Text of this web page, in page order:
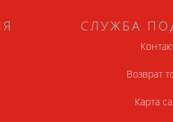
СЛУЖБА
Возврат
Карта